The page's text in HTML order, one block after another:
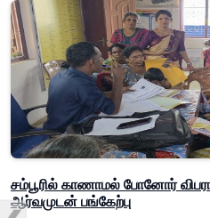
சம்பூரில் காணாமல் போனோர்
ஆர்வமுடன் பங்கேற்பு